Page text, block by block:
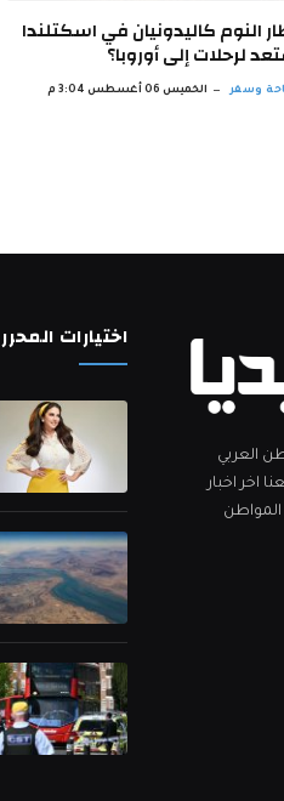
النوم كاليدونيان في اسكتلندا
لرحلات إلى أوروبا؟
وسفر الخميس 06 أغسطس 3:04 م
العربي
عام 2002. تابع معنا اخر اخبار
المواطن
اختيارات المحرر